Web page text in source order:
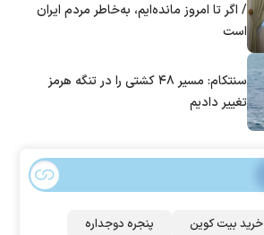
/ اگر تا امروز مانده‌ایم، به‌خاطر مردم ایران
است
سنتکام: مسیر ۴۸ کشتی را در تنگه هرمز
تغییر دادیم
خرید بیت کوین
پنجره دوجداره